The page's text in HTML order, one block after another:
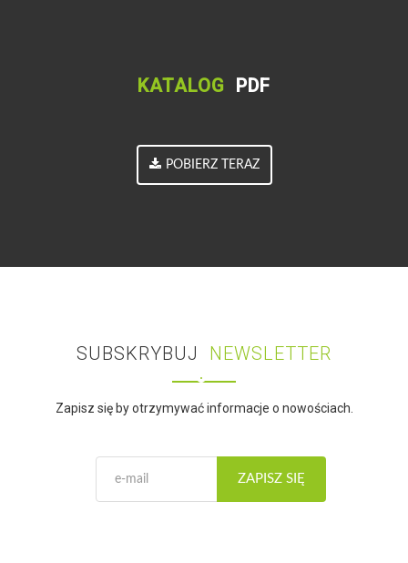
KATALOG PDF
POBIERZ TERAZ
SUBSKRYBUJ NEWSLETTER
Zapisz się by otrzymywać informacje o nowościach.
ZAPISZ SIĘ